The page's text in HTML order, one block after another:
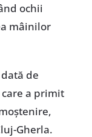
ochii
mâinilor
de
care a primit
Gherla.